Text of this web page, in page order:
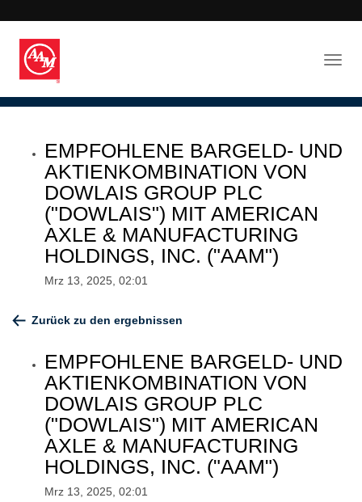
EMPFOHLENE BARGELD- UND
AKTIENKOMBINATION VON
DOWLAIS GROUP PLC
("DOWLAIS") MIT AMERICAN
AXLE & MANUFACTURING
HOLDINGS, INC. ("AAM")
Mrz 13, 2025, 02:01
Zurück zu den ergebnissen
EMPFOHLENE BARGELD- UND
AKTIENKOMBINATION VON
DOWLAIS GROUP PLC
("DOWLAIS") MIT AMERICAN
AXLE & MANUFACTURING
HOLDINGS, INC. ("AAM")
Mrz 13, 2025, 02:01